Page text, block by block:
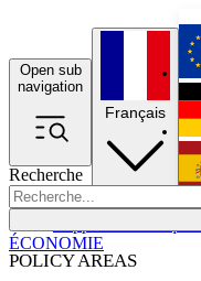
Open sub
navigation
Recherche
POLICY AREAS
Français
ÉCONOMIE